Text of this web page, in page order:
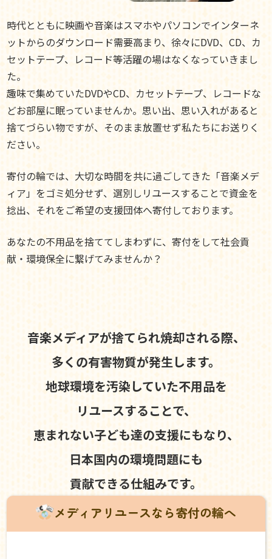
時代とともに映画や音楽はスマホやパソコンでインターネ
ットからのダウンロード需要高まり、徐々にDVD、CD、カ
セットテープ、レコード等活躍の場はなくなっていきまし
た。
趣味で集めていたDVDやCD、カセットテープ、レコードな
どお部屋に眠っていませんか。思い出、思い入れがあると
捨てづらい物ですが、そのまま放置せず私たちにお送りく
ださい。
寄付の輪では、大切な時間を共に過ごしてきた「音楽メデ
ィア」をゴミ処分せず、選別しリユースすることで資金を
捻出、それをご希望の支援団体へ寄付しております。
あなたの不用品を捨ててしまわずに、寄付をして社会貢
献・環境保全に繋げてみませんか？
音楽メディアが捨てられ焼却される際、
多くの有害物質が発生します。
地球環境を汚染していた不用品を
リユースすることで、
恵まれない子ども達の支援にもなり、
日本国内の環境問題にも
貢献できる仕組みです。
メディアリユースなら寄付の輪へ